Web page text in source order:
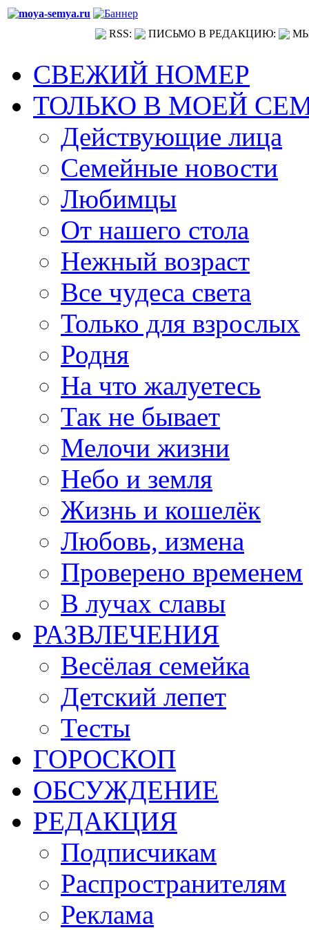
RSS: ПИСЬМО В РЕДАКЦИЮ:
СВЕЖИЙ НОМЕР
ТОЛЬКО В МОЕЙ
Действующие лица
Семейные новости
Любимцы
От нашего стола
Нежный возраст
Все чудеса света
Только для взрослых
Родня
На что жалуетесь
Так не бывает
Мелочи жизни
Небо и земля
Жизнь и кошелёк
Любовь, измена
Проверено временем
В лучах славы
РАЗВЛЕЧЕНИЯ
Весёлая семейка
Детский лепет
Тесты
ГОРОСКОП
ОБСУЖДЕНИЕ
РЕДАКЦИЯ
Подписчикам
Распространителям
Реклама